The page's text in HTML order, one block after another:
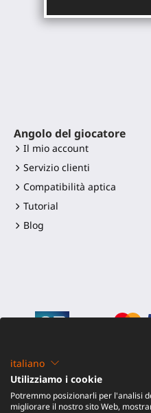
Angolo del giocatore
Il mio account
Servizio clienti
Compatibilità aptica
Tutorial
Blog
©2016-2026 -
Spedizione e dazi|
italiano
Utilizziamo i cookie
Potremmo posizionarli per l'analisi
migliorare il nostro sito Web,